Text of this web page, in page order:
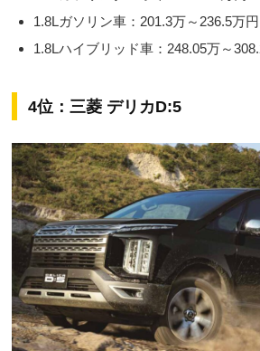
1.8Lガソリン車：201.3万～236.5万円
1.8Lハイブリッド車：248.05万～
4位：三菱 デリカD:5